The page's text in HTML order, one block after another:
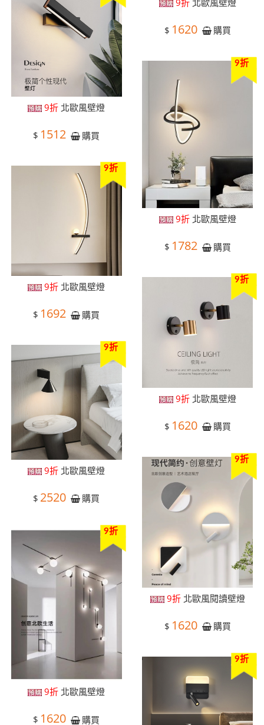
$ 1620 購買
9折 北歐風壁燈
$ 1512 購買
9折
9折北歐風壁燈
$ 1782 購買
9折
9折 北歐風壁燈
$ 1692 購買
9折
9折北歐風壁燈
$ 1620 購買
9折
9折 北歐風壁燈
$ 2520 購買
9折
9折北歐風閱讀壁燈
$ 1620 購買
9折
9折 北歐風壁燈
$ 1620 購買
9折